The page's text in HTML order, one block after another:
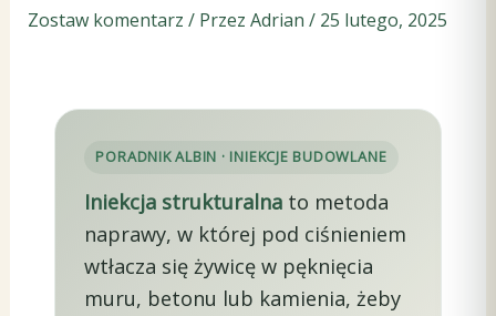
Zostaw komentarz / Przez Adrian / 25 lutego, 2025
PORADNIK ALBIN · INIEKCJE BUDOWLANE
Iniekcja strukturalna to metoda
naprawy, w której pod ciśnieniem
wtłacza się żywicę w pęknięcia
muru, betonu lub kamienia, żeby